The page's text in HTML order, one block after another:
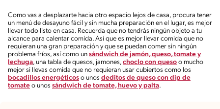
Como vas a desplazarte hacia otro espacio lejos de casa, procura tener
un menú de desayuno fácil y sin mucha preparación en el lugar, es mejor
llevar todo listo en casa. Recuerda que no tendrás ningún objeto a tu
alcance para calentar comida. Así que es mejor llevar comida que no
requieran una gran preparación y que se puedan comer sin ningún
problema fríos, así como un sándwich de jamón, queso, tomate y
lechuga, una tabla de quesos, jamones, choclo con queso o mucho
mejor si llevas comida que no requieran usar cubiertos como los
bocadillos energéticos o unos deditos de queso con dip de
tomate o unos sándwich de tomate, huevo y palta.